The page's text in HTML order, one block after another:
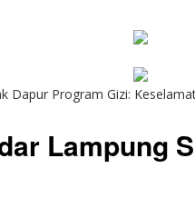
Dapur Program Gizi:
Lampung